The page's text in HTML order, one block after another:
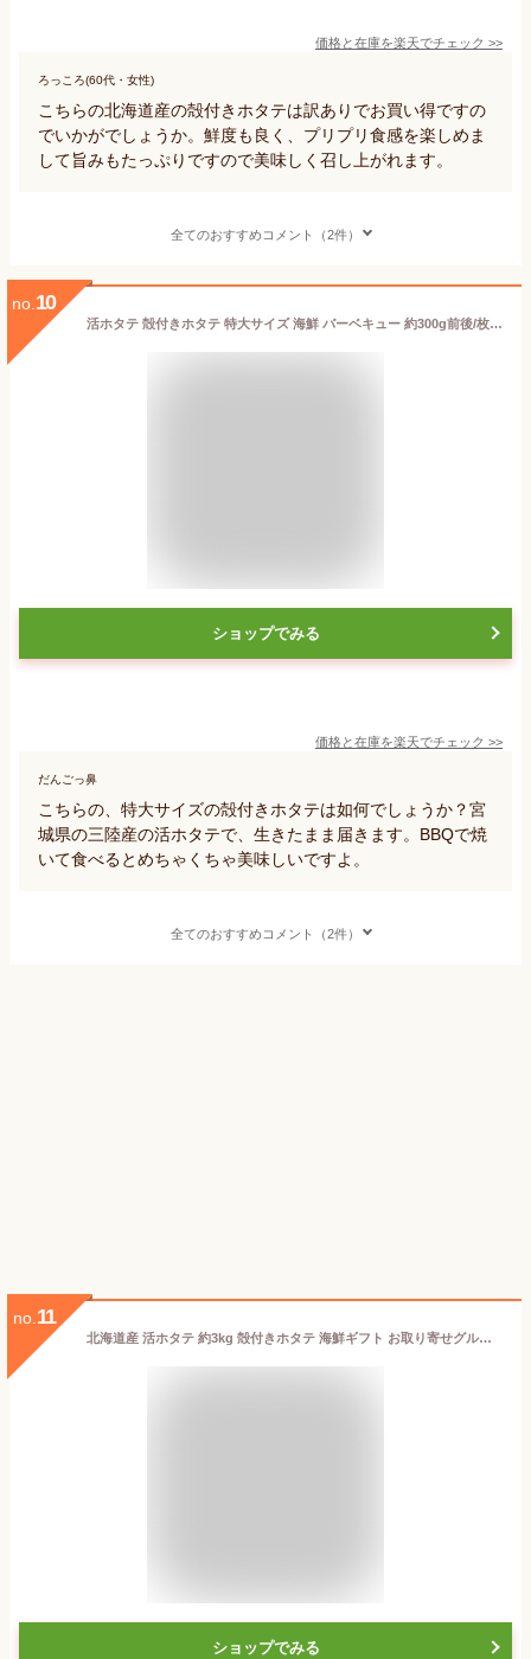
価格と在庫を楽天でチェック >>
ろっころ(60代・女性)
こちらの北海道産の殻付きホタテは訳ありでお買い得ですの
でいかがでしょうか。鮮度も良く、プリプリ食感を楽しめま
して旨みもたっぷりですので美味しく召し上がれます。
全てのおすすめコメント（2件）
no. 10
活ホタテ 殻付きホタテ 特大サイズ 海鮮 バーベキュー 約300g前後/枚 計5枚(約1.5kg前後)豊洲直送 宮城 三陸産 他 BBQ 帆立【カラホ300gx5枚】 冷蔵
ショップでみる
価格と在庫を楽天でチェック >>
だんごっ鼻
こちらの、特大サイズの殻付きホタテは如何でしょうか？宮
城県の三陸産の活ホタテで、生きたまま届きます。BBQで焼
いて食べるとめちゃくちゃ美味しいですよ。
全てのおすすめコメント（2件）
no. 11
北海道産 活ホタテ 約3kg 殻付きホタテ 海鮮ギフト お取り寄せグルメ 貝柱 帆立
ショップでみる